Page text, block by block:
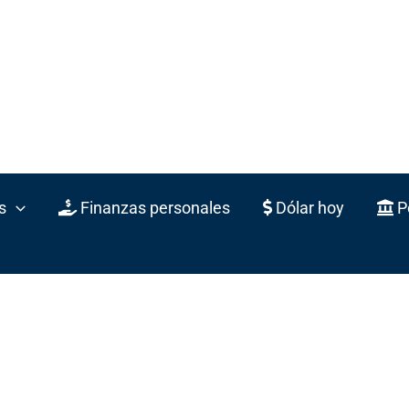
Finanzas personales Dólar hoy